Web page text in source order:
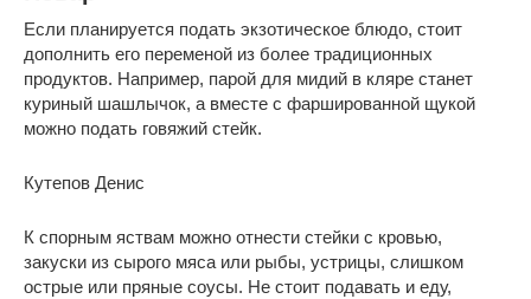
Если планируется подать экзотическое блюдо, стоит
дополнить его переменой из более традиционных
продуктов. Например, парой для мидий в кляре станет
куриный шашлычок, а вместе с фаршированной щукой
можно подать говяжий стейк.
Кутепов Денис
К спорным яствам можно отнести стейки с кровью,
закуски из сырого мяса или рыбы, устрицы, слишком
острые или пряные соусы. Не стоит подавать и еду,